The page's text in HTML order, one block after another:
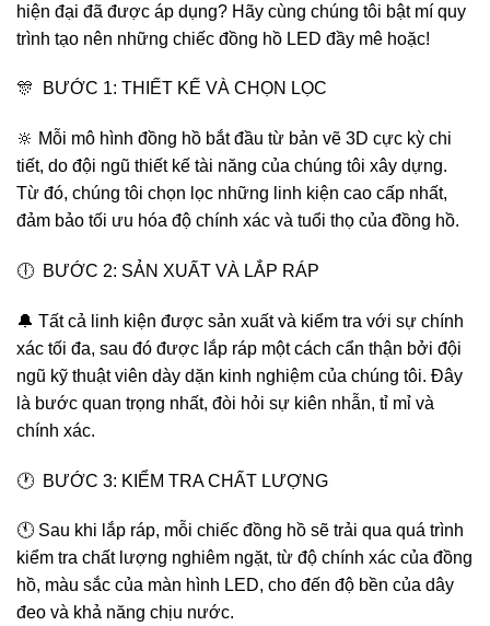
hiện đại đã được áp dụng? Hãy cùng chúng tôi bật mí quy
trình tạo nên những chiếc đồng hồ LED đầy mê hoặc!
🎊 BƯỚC 1: THIẾT KẾ VÀ CHỌN LỌC
🔆 Mỗi mô hình đồng hồ bắt đầu từ bản vẽ 3D cực kỳ chi
tiết, do đội ngũ thiết kế tài năng của chúng tôi xây dựng.
Từ đó, chúng tôi chọn lọc những linh kiện cao cấp nhất,
đảm bảo tối ưu hóa độ chính xác và tuổi thọ của đồng hồ.
🕕 BƯỚC 2: SẢN XUẤT VÀ LẮP RÁP
🔔 Tất cả linh kiện được sản xuất và kiểm tra với sự chính
xác tối đa, sau đó được lắp ráp một cách cẩn thận bởi đội
ngũ kỹ thuật viên dày dặn kinh nghiệm của chúng tôi. Đây
là bước quan trọng nhất, đòi hỏi sự kiên nhẫn, tỉ mỉ và
chính xác.
🕐 BƯỚC 3: KIỂM TRA CHẤT LƯỢNG
🕚 Sau khi lắp ráp, mỗi chiếc đồng hồ sẽ trải qua quá trình
kiểm tra chất lượng nghiêm ngặt, từ độ chính xác của đồng
hồ, màu sắc của màn hình LED, cho đến độ bền của dây
đeo và khả năng chịu nước.